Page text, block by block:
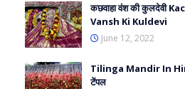
कछवाहा वंश की कुलदेवी
Vansh Ki Kuldevi
June 12, 2022
Tilinga Mandir In
टेंपल